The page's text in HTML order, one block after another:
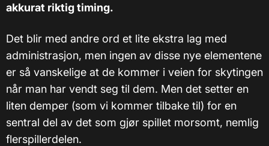
akkurat riktig timing.
Det blir med andre ord et lite ekstra lag med
administrasjon, men ingen av disse nye elementene
er så vanskelige at de kommer i veien for skytingen
når man har vendt seg til dem. Men det setter en
liten demper (som vi kommer tilbake til) for en
sentral del av det som gjør spillet morsomt, nemlig
flerspillerdelen.